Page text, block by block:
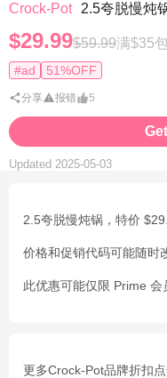
Crock-Pot 2.5夸脱慢炖
$29.99$59.99满$35
#ad 51%OFF
分享 报错 5
Updated 2025-05-03
2.5夸脱慢炖锅，特价
价格和促销代码可能随时
此优惠可能仅限 Prime 会
更多Crock-Pot品牌折扣点